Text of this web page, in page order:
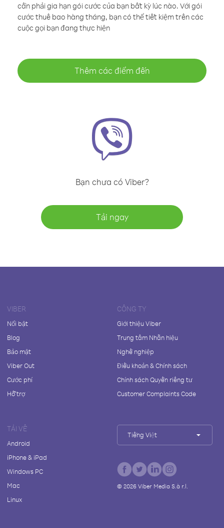
cần phải gia hạn gói cước của bạn bất kỳ lúc nào. Với gói
cước thuê bao hàng tháng, bạn có thể tiết kiệm trên các
cuộc gọi bạn đang thực hiện
Thêm các điểm đến
Bạn chưa có Viber?
Tải ngay
VIBER
Nổi bật
Blog
Bảo mật
Viber Out
Cước phí
Hỗ trợ
CÔNG TY
Giới thiệu Viber
Trung tâm Nhãn hiệu
Nghề nghiệp
Điều khoản & Chính sách
Chính sách Quyền riêng tư
Customer Complaints Code
TẢI VỀ
Android
iPhone & iPad
Windows PC
Mac
Linux
Tiếng Việt
© 2026Viber Media S.à r.l.